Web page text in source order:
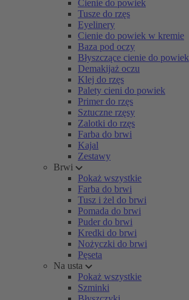
Cienie do powiek
Tusze do rzęs
Eyelinery
Cienie do powiek w kremie
Baza pod oczy
Błyszczące cienie do powiek
Demakijaż oczu
Klej do rzęs
Palety cieni do powiek
Primer do rzęs
Sztuczne rzęsy
Zalotki do rzęs
Farba do brwi
Kajal
Zestawy
Brwi
Pokaż wszystkie
Farba do brwi
Tusz i żel do brwi
Pomada do brwi
Puder do brwi
Kredki do brwi
Nożyczki do brwi
Pęseta
Na usta
Pokaż wszystkie
Szminki